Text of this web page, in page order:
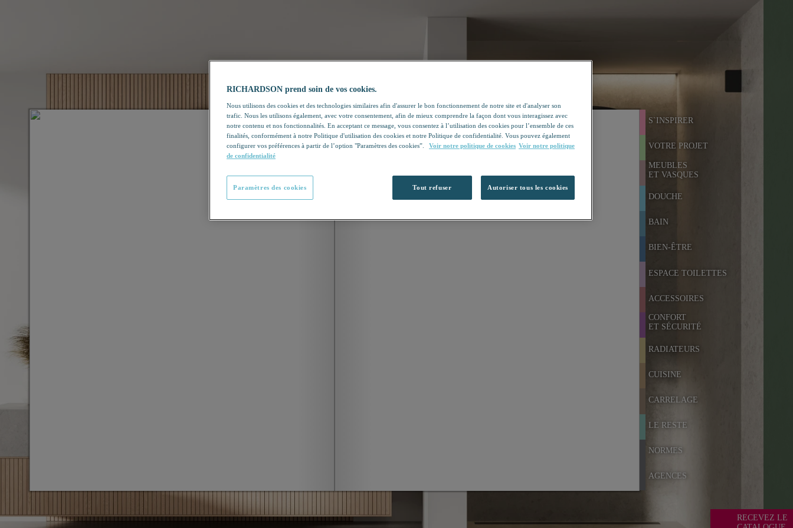
S`INSPIRER
VOTRE PROJET
MEUBLES
ET VASQUES
DOUCHE
BAIN
BIEN-ÊTRE
ESPACE TOILETTES
ACCESSOIRES
CONFORT
ET SÉCURITÉ
RADIATEURS
CUISINE
CARRELAGE
LE RESTE
NORMES
AGENCES
RECEVEZ LE
RICHARDSON prend soin de vos cookies.
Nous utilisons des cookies et des technologies similaires afin d'assurer le bon fonctionnement de notre site et d'analyser son
trafic. Nous les utilisons également, avec votre consentement, afin de mieux comprendre la façon dont vous interagissez avec
notre contenu et nos fonctionnalités. En acceptant ce message, vous consentez à l’utilisation des cookies pour l’ensemble de ces
finalités, conformément à notre Politique d'utilisation des cookies et notre Politique de confidentialité. Vous pouvez également
configurer vos préférences à partir de l’option "Paramètres des cookies”.
Voir notre politique de cookies Voir notre politique
de confidentialité
Tout refuser Autoriser tous les cookies
Paramètres des cookies